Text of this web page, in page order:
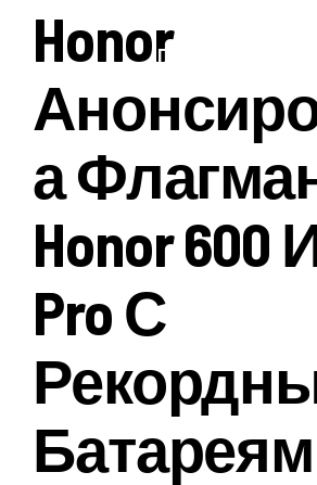
ПУТЕШЕСТВИЯ И
Honor
А
Honor 600
Pro С